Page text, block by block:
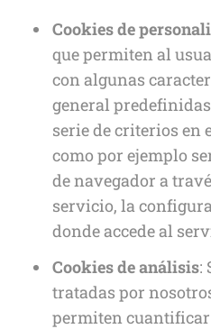
Cookies de
que permiten al
con algunas
general
serie de criterios en
como por ejemplo
de navegador a
servicio, la
donde accede al
Cookies de análisis:
tratadas por
permiten